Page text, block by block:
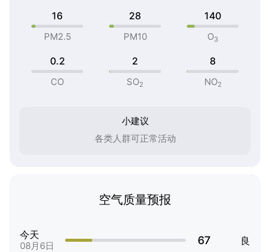
16
PM2.5
28
PM10
140
O3
0.2
CO
2
SO2
8
NO2
小建议
各类人群可正常活动
空气质量预报
今天
08月6日 67 良